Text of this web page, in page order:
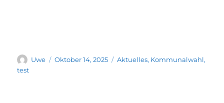
Uwe Oktober 14, 2025 Aktuelles, Kommunalwahl,
test